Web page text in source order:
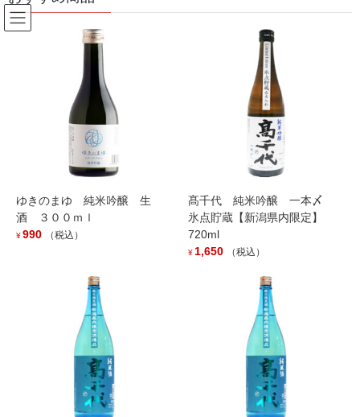
コ
ン
ナ
ビ
Products 山間
Showing 1–16 of 31 results
ゆきのまゆ 純米吟醸 生
酒 ３００ｍｌ
¥990 （税込）
髙千代 純米吟醸 一本〆
氷点貯蔵【新潟県内限定】
720ml
¥1,650 （税込）